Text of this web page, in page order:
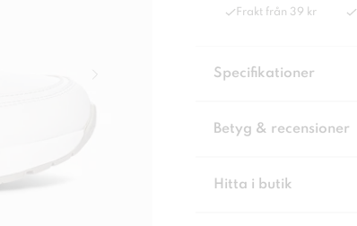
Frakt från 39 kr
Specifikationer
Betyg & recensioner
Hitta i butik